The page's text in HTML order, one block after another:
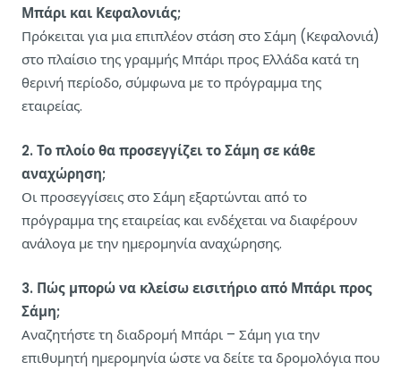
Μπάρι και Κεφαλονιάς;
Πρόκειται για μια επιπλέον στάση στο Σάμη (Κεφαλονιά)
στο πλαίσιο της γραμμής Μπάρι προς Ελλάδα κατά τη
θερινή περίοδο, σύμφωνα με το πρόγραμμα της
εταιρείας.
2. Το πλοίο θα προσεγγίζει το Σάμη σε κάθε
αναχώρηση;
Οι προσεγγίσεις στο Σάμη εξαρτώνται από το
πρόγραμμα της εταιρείας και ενδέχεται να διαφέρουν
ανάλογα με την ημερομηνία αναχώρησης.
3. Πώς μπορώ να κλείσω εισιτήριο από Μπάρι προς
Σάμη;
Αναζητήστε τη διαδρομή Μπάρι – Σάμη για την
επιθυμητή ημερομηνία ώστε να δείτε τα δρομολόγια που